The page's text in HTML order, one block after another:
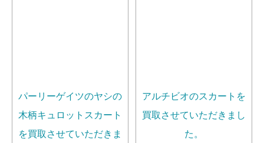
パーリーゲイツのヤシの
木柄キュロットスカート
を買取させていただきま
アルチビオのスカートを
買取させていただきまし
た。